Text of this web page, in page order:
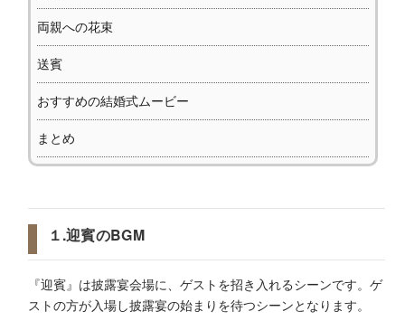
両親への花束
送賓
おすすめの結婚式ムービー
まとめ
１.迎賓のBGM
『迎賓』は披露宴会場に、ゲストを招き入れるシーンです。ゲ
ストの方が入場し披露宴の始まりを待つシーンとなります。